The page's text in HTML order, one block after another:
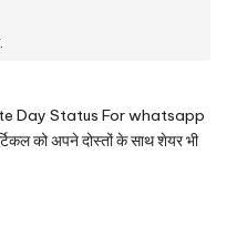
Day Status For whatsapp
को अपने दोस्तों के साथ शेयर भी